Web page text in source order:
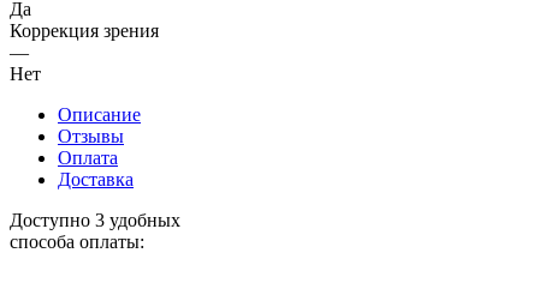
Да
Коррекция зрения
—
Нет
Описание
Отзывы
Оплата
Доставка
Доступно 3 удобных
способа оплаты: